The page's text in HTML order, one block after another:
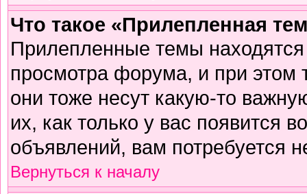
Что такое «Прилепленная
Прилепленные темы
просмотра форума, и при этом
они тоже несут какую-то
их, как только у вас появится
объявлений, вам потребуется
Вернуться к началу